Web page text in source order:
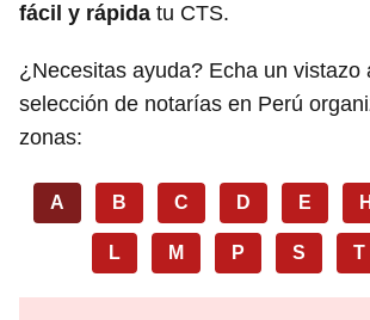
fácil y rápida tu CTS.
¿Necesitas ayuda? Echa un vistazo
selección de notarías en Perú
zonas:
A B C D E H
L M P S T